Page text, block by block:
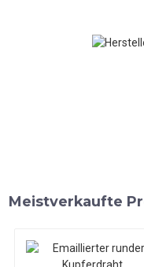
Meistverkaufte